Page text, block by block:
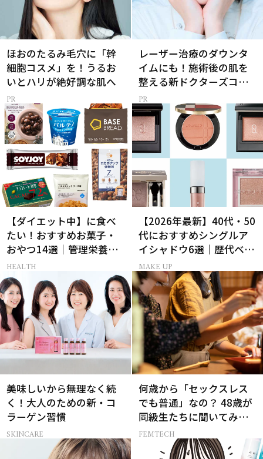
ほおのたるみ毛穴に「幹
細胞コスメ」を！うるお
いとハリが絶好調な肌へ
レーザー治療のダウンタ
イムにも！施術後の肌を
整える新ドクターズコス
メ
【ダイエット中】に食べ
たい！おすすめお菓子・
おやつ14選｜管理栄養士
監修
HEALTH
【2026年最新】40代・50
代におすすめシングルア
イシャドウ6選｜歴代ベス
トコスメ受賞まとめ
MAKE UP
美味しいから無理なく続
く！大人のための新・コ
ラーゲン習慣
SKINCARE
何歳から「セックスレス
でも普通」なの？ 48歳が
同級生たちに聞いてみた
ら…
FEMTECH